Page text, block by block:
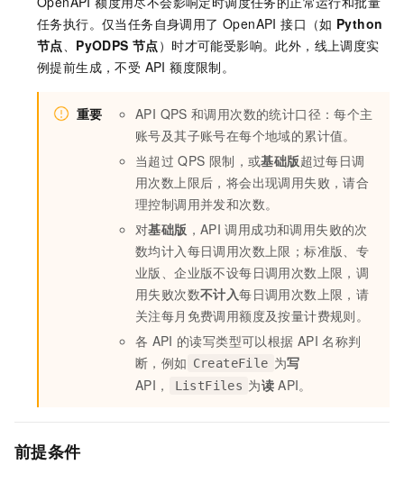
任务执行。仅当任务自身调用了 OpenAPI 接口（如 Python
节点、 PyODPS 节点）时才可能受影响。此外，线上调度实
例提前生成，不受 API 额度限制。
重要 API QPS 和调用次数的统计口径：每个主
账号及其子账号在每个地域的累计值。
当超过 QPS 限制，或基础版超过每日调
用次数上限后，将会出现调用失败，请合
理控制调用并发和次数。
对基础版 ，API 调用成功和调用失败的次
数均计入每日调用次数上限；标准版、专
业版、企业版不设每日调用次数上限，调
用失败次数不计入每日调用次数上限，请
关注每月免费调用额度及按量计费规则。
各 API 的读写类型可以根据 API 名称判
断，例如 CreateFile 为写
API，
ListFiles 为读 API。
前提条件